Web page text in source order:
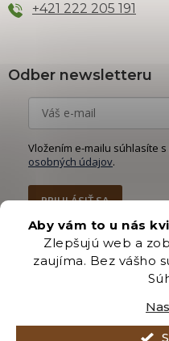
Aby vám to u nás
Zlepšujú web a
zaujíma. Bez vášho
+421 222 205 191
Odber newsletteru
Vložením e-mailu súhlasíte
osobných údajov.
PRIHLÁSIŤ SA
Vytvoril
Záhradníctvo